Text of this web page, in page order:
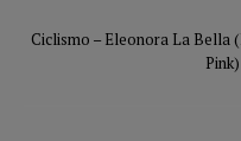
Ciclismo – Eleonora La Bella